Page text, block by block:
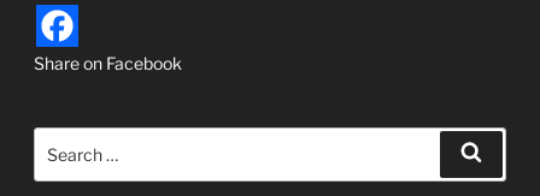
Share on Facebook
for: